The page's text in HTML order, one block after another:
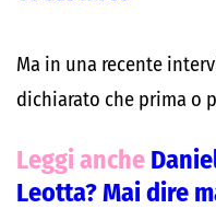
Ma in una recente
dichiarato che prima o
Leggi anche
Leotta? Mai dire